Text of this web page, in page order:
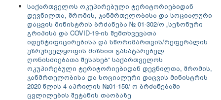
საქართველოს ოკუპირებული ტერიტორიებიდან
დევნილთა, შრომის, ჯანმრთელობისა და სოციალური
დაცვის მინისტრის ბრძანება № 01-302/ო „სეზონური
გრიპისა და COVID-19-ის შემთხვევათა
იდენტიფიცირებისა და სწორიმართვის/რეფერალის
უზრუნველყოფის მიზნით გასატარებელ
ღონისძიებათა შესახებ“ საქართველოს
ოკუპირებული ტერიტორიებიდან დევნილთა, შრომის,
ჯანმრთელობისა და სოციალური დაცვის მინისტრის
2020 წლის 4 აპრილის №01-150/ ო ბრძანებაში
ცვლილების შეტანის თაობაზე